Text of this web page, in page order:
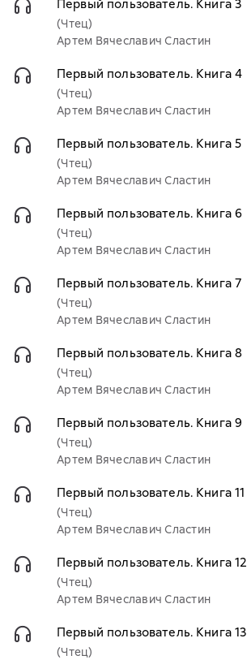
Первый пользователь. Книга 3
(Чтец)
Артем Вячеславич Сластин
Первый пользователь. Книга 4
(Чтец)
Артем Вячеславич Сластин
Первый пользователь. Книга 5
(Чтец)
Артем Вячеславич Сластин
Первый пользователь. Книга 6
(Чтец)
Артем Вячеславич Сластин
Первый пользователь. Книга 7
(Чтец)
Артем Вячеславич Сластин
Первый пользователь. Книга 8
(Чтец)
Артем Вячеславич Сластин
Первый пользователь. Книга 9
(Чтец)
Артем Вячеславич Сластин
Первый пользователь. Книга 11
(Чтец)
Артем Вячеславич Сластин
Первый пользователь. Книга 12
(Чтец)
Артем Вячеславич Сластин
Первый пользователь. Книга 13
(Чтец)